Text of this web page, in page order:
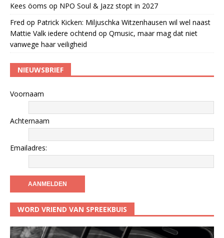
Kees öoms op NPO Soul & Jazz stopt in 2027
Fred op Patrick Kicken: Miljuschka Witzenhausen wil wel naast
Mattie Valk iedere ochtend op Qmusic, maar mag dat niet
vanwege haar veiligheid
NIEUWSBRIEF
Voornaam
Achternaam
Emailadres:
WORD VRIEND VAN SPREEKBUIS